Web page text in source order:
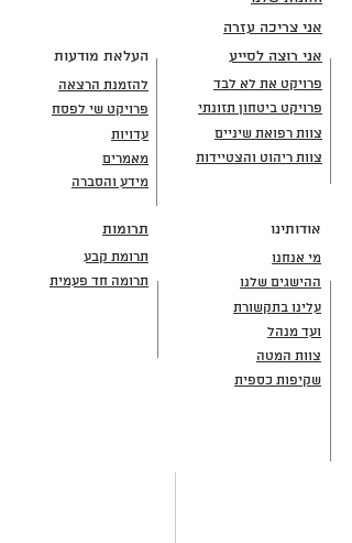
אני צריכה עזרה
העלאת מודעות
להזמנת הרצאה
פרויקט שי לפסח
עדויות
מאמרים
מידע והסברה
אני רוצה לסייע
פרויקט את לא לבד
פרויקט ביטחון תזונתי
צוות רפואת שיניים
צוות ריהוט והצטיידות
תרומות
תרומת קבע
תרומה חד פעמית
אודותינו
מי אנחנו
ההישגים שלנו
עלינו בתקשורת
ועד מנהל
צוות המטה
שקיפות כספית